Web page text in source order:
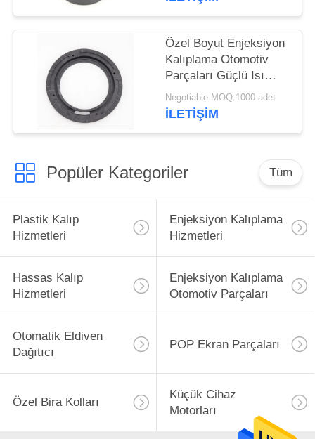
Özel Boyut Enjeksiyon
Kalıplama Otomotiv
Parçaları Güçlü Isı
Direnci
Negotiable MOQ:1000 adet
İLETİŞİM
Popüler Kategoriler Tüm
Plastik Kalıp
Hizmetleri
Enjeksiyon Kalıplama
Hizmetleri
Hassas Kalıp
Hizmetleri
Enjeksiyon Kalıplama
Otomotiv Parçaları
Otomatik Eldiven
Dağıtıcı
POP Ekran Parçaları
Özel Bira Kolları
Küçük Cihaz
Motorları